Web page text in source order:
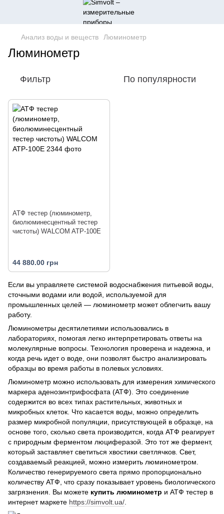
Анализ воды и веществ Люминометр
Люминометр
Фильтр По популярности
АТФ тестер (люминометр,
биолюминесцентный тестер
чистоты) WALCOM ATP-100E
44 880.00 грн
Если вы управляете системой водоснабжения питьевой воды,
сточными водами или водой, используемой для
промышленных целей — люминометр может облегчить вашу
работу.
Люминометры десятилетиями использовались в
лабораториях, помогая легко интерпретировать ответы на
молекулярные вопросы. Технология проверена и надежна, и
когда речь идет о воде, они позволят быстро анализировать
образцы во время работы в полевых условиях.
Люминометр можно использовать для измерения химического
маркера аденозинтрифосфата (АТФ). Это соединение
содержится во всех типах растительных, животных и
микробных клеток. Что касается воды, можно определить
размер микробной популяции, присутствующей в образце, на
основе того, сколько света производится, когда АТФ реагирует
с природным ферментом люциферазой. Это тот же фермент,
который заставляет светиться хвостики светлячков. Свет,
создаваемый реакцией, можно измерить люминометром.
Количество генерируемого света прямо пропорционально
количеству АТФ, что сразу показывает уровень биологического
загрязнения. Вы можете купить люминометр и АТФ тестер в
интернет маркете https://simvolt.ua/